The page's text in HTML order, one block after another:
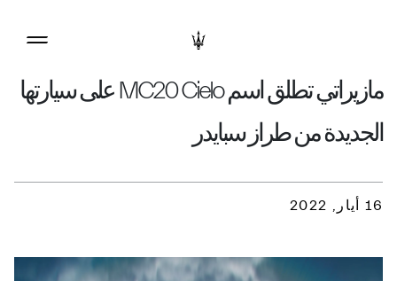
مازيراتي تطلق اسم MC20 Cielo على سيارتها
الجديدة من طراز سبايدر
16 أيار, 2022